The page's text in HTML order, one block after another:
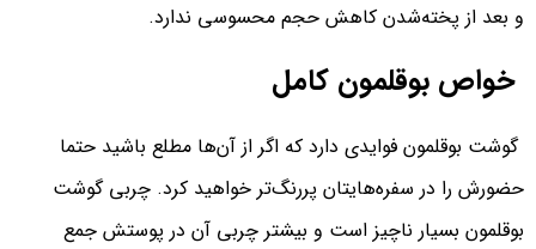
و بعد از پخته‌شدن کاهش حجم محسوسی ندارد.
خواص بوقلمون کامل
گوشت بوقلمون فوایدی دارد که اگر از آن‌ها مطلع باشید حتما
حضورش را در سفره‌هایتان پررنگ‌تر خواهید کرد. چربی گوشت
بوقلمون بسیار ناچیز است و بیشتر چربی آن در پوستش جمع